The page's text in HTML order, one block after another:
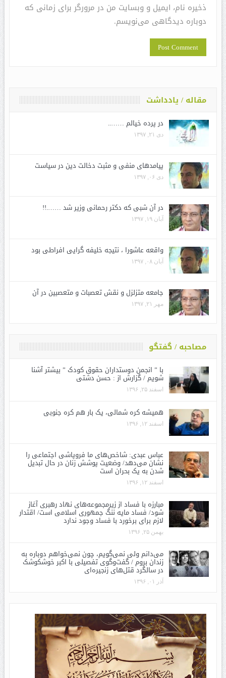
ذخیره نام، ایمیل و وبسایت من در مرورگر برای زمانی که
دوباره دیدگاهی می‌نویسم.
مقاله / یادداشت
در پرده خیالم ……..
دی ۲۱, ۱۳۹۷
پیامدهای منفی و مثبت دخالت دین در سیاست
دی ۰۶, ۱۳۹۷
در آن شبی که دکتر رحمانی وزیر شد …….!!
آبان ۱۹, ۱۳۹۷
واقعه عاشورا ، نتیجه خلیفه گرایی افراطی بود
آبان ۰۸, ۱۳۹۷
جامعه متزلزل و نقش تعصبات و متعصبین در آن
مهر ۲۱, ۱۳۹۷
مصاحبه / گفتگو
با ” انجمن دوستداران حقوق کودک ” بیشتر آشنا
شویم / گزارش از : حسن دشتی
اسفند ۲۵, ۱۳۹۶
همیشه کره شمالی، یک بار هم کره جنوبی
اسفند ۱۲, ۱۳۹۶
عباس عبدی: شاخص‌های ما فروپاشی اجتماعی را
نشان می‌دهد/ وضعیت پوشش زنان در حال تبدیل
شدن به یک بحران است
اسفند ۱۲, ۱۳۹۶
مبارزه با فساد از زیرمجموعه‌های نهاد رهبری آغاز
شود/ فساد مایه ننگ جمهوری اسلامی است/ اقتدار
لازم برای برخورد با فساد وجود ندارد
بهمن ۲۵, ۱۳۹۶
می‌دانم ولی نمی‌گویم، چون نمی‌خواهم دوباره به
زندان بروم / گفت‌وگوی تفصیلی با اکبر خوشکوشک
در سالگرد قتل‌های زنجیره‌ای
آذر ۰۱, ۱۳۹۶